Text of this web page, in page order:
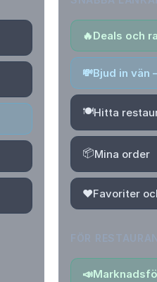
🔥Deals och
💸Bjud in vän
🍽️Hitta
📦Mina order
❤️Favoriter
📣